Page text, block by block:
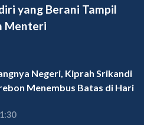
yang Berani Tampil
Menteri
Negeri, Kiprah Srikandi
Menembus Batas di Hari